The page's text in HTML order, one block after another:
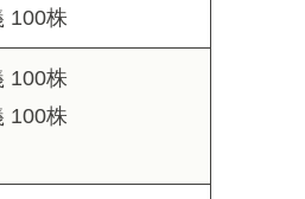
100株
100株
100株